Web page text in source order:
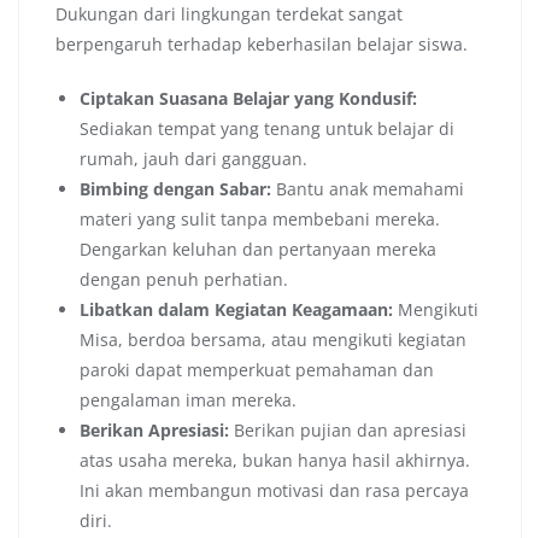
Dukungan dari lingkungan terdekat sangat
berpengaruh terhadap keberhasilan belajar siswa.
Ciptakan Suasana Belajar yang Kondusif:
Sediakan tempat yang tenang untuk belajar di
rumah, jauh dari gangguan.
Bimbing dengan Sabar: Bantu anak memahami
materi yang sulit tanpa membebani mereka.
Dengarkan keluhan dan pertanyaan mereka
dengan penuh perhatian.
Libatkan dalam Kegiatan Keagamaan: Mengikuti
Misa, berdoa bersama, atau mengikuti kegiatan
paroki dapat memperkuat pemahaman dan
pengalaman iman mereka.
Berikan Apresiasi: Berikan pujian dan apresiasi
atas usaha mereka, bukan hanya hasil akhirnya.
Ini akan membangun motivasi dan rasa percaya
diri.